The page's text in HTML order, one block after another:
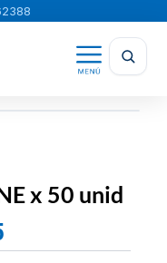
x 50 unid
precio